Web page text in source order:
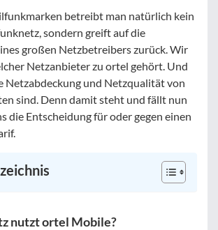
betreibt man natürlich kein
sondern greift auf die
großen Netzbetreibers zurück. Wir
Netzanbieter zu ortel gehört. Und
Netzabdeckung und Netzqualität von
sind. Denn damit steht und fällt nun
die Entscheidung für oder gegen einen
nutzt ortel Mobile?